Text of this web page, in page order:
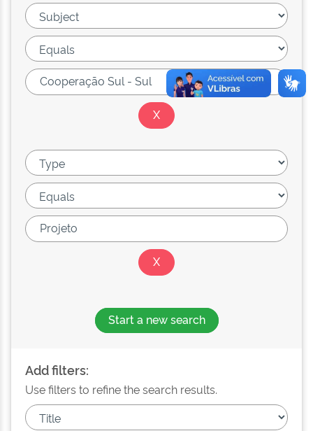
Start a new search
Add filters:
Use filters to refine the search results.